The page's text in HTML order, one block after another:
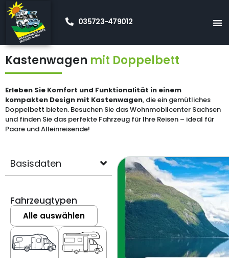
035723-479012
Startseite Neue Wohnmobile Kaufen Kastenwagen
Doppelbett
Kastenwagen mit Doppelbett
Erleben Sie Komfort und Funktionalität in einem
kompakten Design mit Kastenwagen, die ein gemütliches
Doppelbett bieten. Besuchen Sie das Wohnmobilcenter Sachsen
und finden Sie das perfekte Fahrzeug für Ihre Reisen – ideal für
Paare und Alleinreisende!
Basisdaten
Fahrzeugtypen
Alle auswählen